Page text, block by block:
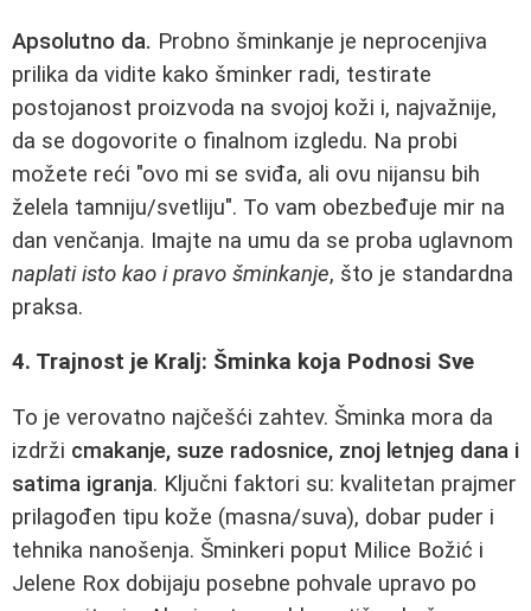
Apsolutno da. Probno šminkanje je neprocenjiva
prilika da vidite kako šminker radi, testirate
postojanost proizvoda na svojoj koži i, najvažnije,
da se dogovorite o finalnom izgledu. Na probi
možete reći "ovo mi se sviđa, ali ovu nijansu bih
želela tamniju/svetliju". To vam obezbeđuje mir na
dan venčanja. Imajte na umu da se proba uglavnom
naplati isto kao i pravo šminkanje, što je standardna
praksa.
4. Trajnost je Kralj: Šminka koja Podnosi Sve
To je verovatno najčešći zahtev. Šminka mora da
izdrži cmakanje, suze radosnice, znoj letnjeg dana i
satima igranja. Ključni faktori su: kvalitetan prajmer
prilagođen tipu kože (masna/suva), dobar puder i
tehnika nanošenja. Šminkeri poput Milice Božić i
Jelene Rox dobijaju posebne pohvale upravo po